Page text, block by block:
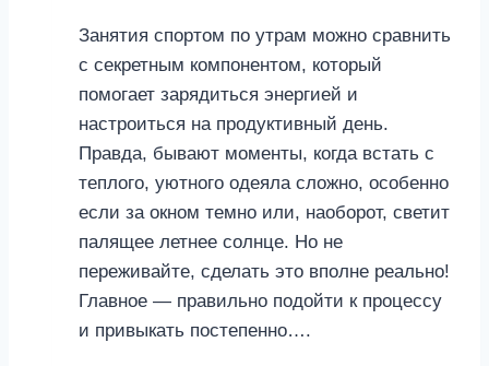
Занятия спортом по утрам можно сравнить
с секретным компонентом, который
помогает зарядиться энергией и
настроиться на продуктивный день.
Правда, бывают моменты, когда встать с
теплого, уютного одеяла сложно, особенно
если за окном темно или, наоборот, светит
палящее летнее солнце. Но не
переживайте, сделать это вполне реально!
Главное — правильно подойти к процессу
и привыкать постепенно….